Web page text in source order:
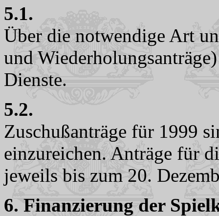
5.1.
Über die notwendige Art
und
Dienste.
5.2.
Zuschußanträge für 1999
einzureichen. Anträge für
jeweils bis zum 20.
6. Finanzierung der